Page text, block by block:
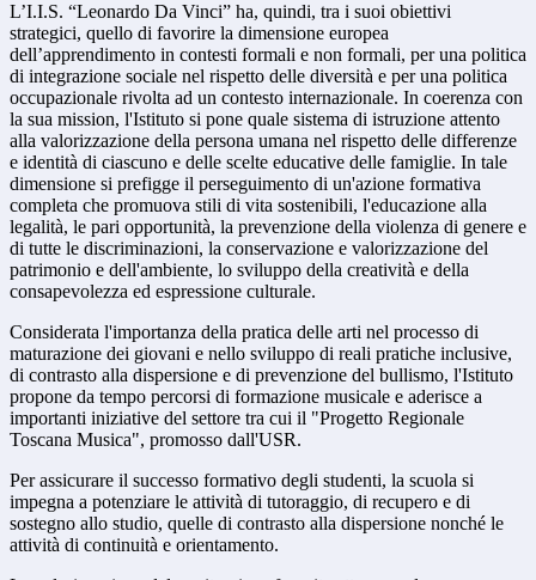
L’I.I.S. “Leonardo Da Vinci” ha, quindi, tra i suoi obiettivi
strategici, quello di favorire la dimensione europea
dell’apprendimento in contesti formali e non formali, per una politica
di integrazione sociale nel rispetto delle diversità e per una politica
occupazionale rivolta ad un contesto internazionale. In coerenza con
la sua mission, l'Istituto si pone quale sistema di istruzione attento
alla valorizzazione della persona umana nel rispetto delle differenze
e identità di ciascuno e delle scelte educative delle famiglie. In tale
dimensione si prefigge il perseguimento di un'azione formativa
completa che promuova stili di vita sostenibili, l'educazione alla
legalità, le pari opportunità, la prevenzione della violenza di genere e
di tutte le discriminazioni, la conservazione e valorizzazione del
patrimonio e dell'ambiente, lo sviluppo della creatività e della
consapevolezza ed espressione culturale.
Considerata l'importanza della pratica delle arti nel processo di
maturazione dei giovani e nello sviluppo di reali pratiche inclusive,
di contrasto alla dispersione e di prevenzione del bullismo, l'Istituto
propone da tempo percorsi di formazione musicale e aderisce a
importanti iniziative del settore tra cui il "Progetto Regionale
Toscana Musica", promosso dall'USR.
Per assicurare il successo formativo degli studenti, la scuola si
impegna a potenziare le attività di tutoraggio, di recupero e di
sostegno allo studio, quelle di contrasto alla dispersione nonché le
attività di continuità e orientamento.